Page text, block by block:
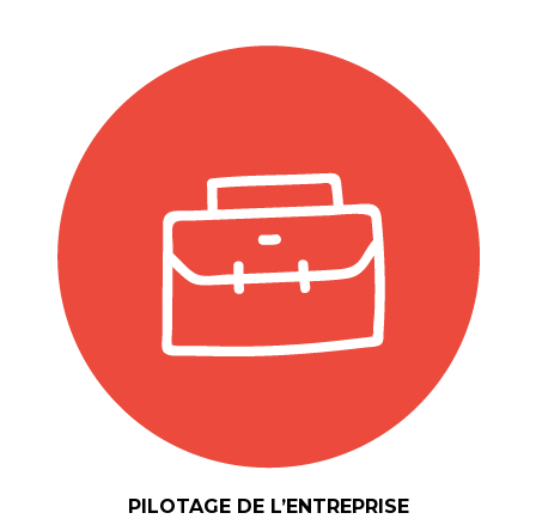
PILOTAGE DE L’ENTREPRISE